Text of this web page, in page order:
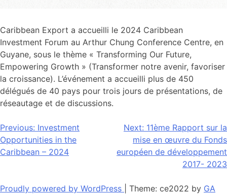
Caribbean Export a accueilli le 2024 Caribbean
Investment Forum au Arthur Chung Conference Centre, en
Guyane, sous le thème « Transforming Our Future,
Empowering Growth » (Transformer notre avenir, favoriser
la croissance). L’événement a accueilli plus de 450
délégués de 40 pays pour trois jours de présentations, de
réseautage et de discussions.
Navigation
de
Previous: Investment
Opportunities in the
Caribbean – 2024
Next: 11ème Rapport sur la
mise en œuvre du Fonds
européen de développement
2017- 2023
Proudly powered by WordPress Theme: ce2022 by GA